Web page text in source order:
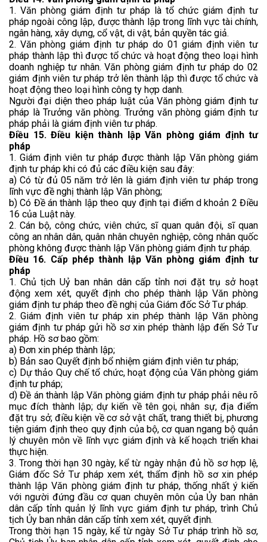
1. Văn phòng giám định tư pháp là tổ chức giám định tư
pháp ngoài công lập, được thành lập trong lĩnh vực tài chính,
ngân hàng, xây dựng, cổ vật, di vật, bản quyền tác giả.
2. Văn phòng giám định tư pháp do 01 giám định viên tư
pháp thành lập thì được tổ chức và hoạt động theo loại hình
doanh nghiệp tư nhân. Văn phòng giám định tư pháp do 02
giám định viên tư pháp trở lên thành lập thì được tổ chức và
hoạt động theo loại hình công ty hợp danh.
Người đại diện theo pháp luật của Văn phòng giám định tư
pháp là Trưởng văn phòng. Trưởng văn phòng giám định tư
pháp phải là giám định viên tư pháp.
Điều 15. Điều kiện thành lập Văn phòng giám định tư
pháp
1. Giám định viên tư pháp được thành lập Văn phòng giám
định tư pháp khi có đủ các điều kiện sau đây:
a) Có từ đủ 05 năm trở lên là giám định viên tư pháp trong
lĩnh vực đề nghị thành lập Văn phòng;
b) Có Đề án thành lập theo quy định tại điểm d khoản 2 Điều
16 của Luật này.
2. Cán bộ, công chức, viên chức, sĩ quan quân đội, sĩ quan
công an nhân dân, quân nhân chuyên nghiệp, công nhân quốc
phòng không được thành lập Văn phòng giám định tư pháp.
Điều 16. Cấp phép thành lập Văn phòng giám định tư
pháp
1. Chủ tịch Uỷ ban nhân dân cấp tỉnh nơi đặt trụ sở hoạt
động xem xét, quyết định cho phép thành lập Văn phòng
giám định tư pháp theo đề nghị của Giám đốc Sở Tư pháp.
2. Giám định viên tư pháp xin phép thành lập Văn phòng
giám định tư pháp gửi hồ sơ xin phép thành lập đến Sở Tư
pháp. Hồ sơ bao gồm:
a) Đơn xin phép thành lập;
b) Bản sao Quyết định bổ nhiệm giám định viên tư pháp;
c) Dự thảo Quy chế tổ chức, hoạt động của Văn phòng giám
định tư pháp;
d) Đề án thành lập Văn phòng giám định tư pháp phải nêu rõ
mục đích thành lập; dự kiến về tên gọi, nhân sự, địa điểm
đặt trụ sở; điều kiện về cơ sở vật chất, trang thiết bị, phương
tiện giám định theo quy định của bộ, cơ quan ngang bộ quản
lý chuyên môn về lĩnh vực giám định và kế hoạch triển khai
thực hiện.
3. Trong thời hạn 30 ngày, kể từ ngày nhận đủ hồ sơ hợp lệ,
Giám đốc Sở Tư pháp xem xét, thẩm định hồ sơ xin phép
thành lập Văn phòng giám định tư pháp, thống nhất ý kiến
với người đứng đầu cơ quan chuyên môn của Ủy ban nhân
dân cấp tỉnh quản lý lĩnh vực giám định tư pháp, trình Chủ
tịch Ủy ban nhân dân cấp tỉnh xem xét, quyết định.
Trong thời hạn 15 ngày, kể từ ngày Sở Tư pháp trình hồ sơ,